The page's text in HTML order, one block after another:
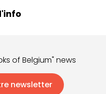
of Belgium" news
newsletter